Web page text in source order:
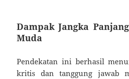
Dampak Jangka
Muda
Pendekatan ini berhasil
kritis dan tanggung jawab